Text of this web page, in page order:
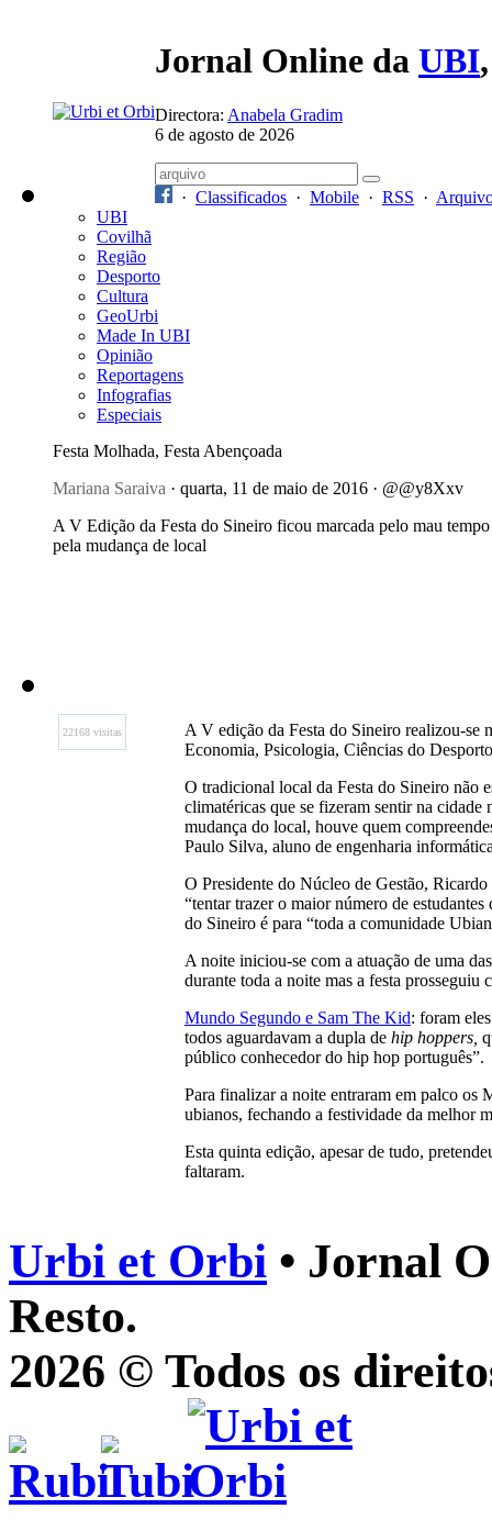
Jornal Online da UBI
Directora: Anabela Gradim
6 de agosto de 2026
· Classificados · Mobile · RSS ·
UBI
Covilhã
Região
Desporto
Cultura
GeoUrbi
Made In UBI
Opinião
Reportagens
Infografias
Especiais
Festa Molhada, Festa Abençoada
Mariana Saraiva · quarta, 11 de maio de 2016 · @@y8Xxv
A V Edição da Festa do Sineiro ficou marcada pelo mau tempo
pela mudança de local
22168 visitas
A V edição da Festa do Sineiro realizou-se
Economia, Psicologia, Ciências do
O tradicional local da Festa do Sineiro não
climatéricas que se fizeram sentir na cidade
mudança do local, houve quem
Paulo Silva, aluno de engenharia
O Presidente do Núcleo de Gestão,
“tentar trazer o maior número de
do Sineiro é para “toda a comunidade
A noite iniciou-se com a atuação de uma
durante toda a noite mas a festa
Mundo Segundo e Sam The Kid: foram
todos aguardavam a dupla de hip hoppers,
público conhecedor do hip hop português”.
Para finalizar a noite entraram em palco os
ubianos, fechando a festividade da melhor
Esta quinta edição, apesar de tudo,
faltaram.
Urbi et Orbi • Jornal
Resto.
2026 © Todos os